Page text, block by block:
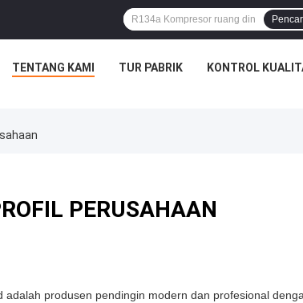
TENTANG KAMI TUR PABRIK KONTROL
PERUSAHAAN
produsen pendingin modern dan profesional